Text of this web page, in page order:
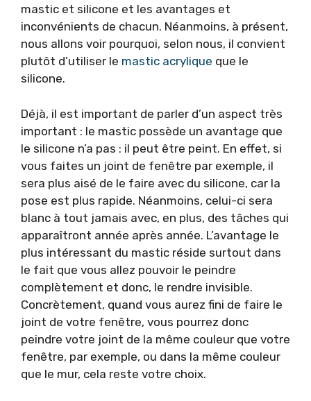
mastic et silicone et les avantages et
inconvénients de chacun. Néanmoins, à présent,
nous allons voir pourquoi, selon nous, il convient
plutôt d’utiliser le mastic acrylique que le
silicone.
Déjà, il est important de parler d’un aspect très
important : le mastic possède un avantage que
le silicone n’a pas : il peut être peint. En effet, si
vous faites un joint de fenêtre par exemple, il
sera plus aisé de le faire avec du silicone, car la
pose est plus rapide. Néanmoins, celui-ci sera
blanc à tout jamais avec, en plus, des tâches qui
apparaîtront année après année. L’avantage le
plus intéressant du mastic réside surtout dans
le fait que vous allez pouvoir le peindre
complètement et donc, le rendre invisible.
Concrètement, quand vous aurez fini de faire le
joint de votre fenêtre, vous pourrez donc
peindre votre joint de la même couleur que votre
fenêtre, par exemple, ou dans la même couleur
que le mur, cela reste votre choix.